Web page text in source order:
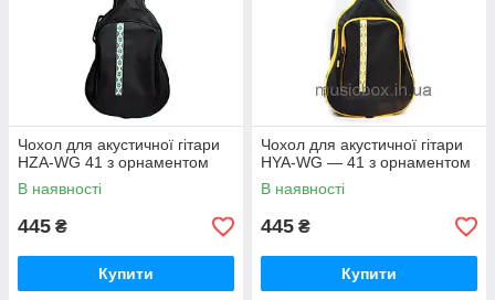
Чохол для акустичної гітари
HZA-WG 41 з орнаментом
В наявності
445 ₴
Купити
Чохол для акустичної гітари
HYA-WG — 41 з орнаментом
В наявності
445 ₴
Купити